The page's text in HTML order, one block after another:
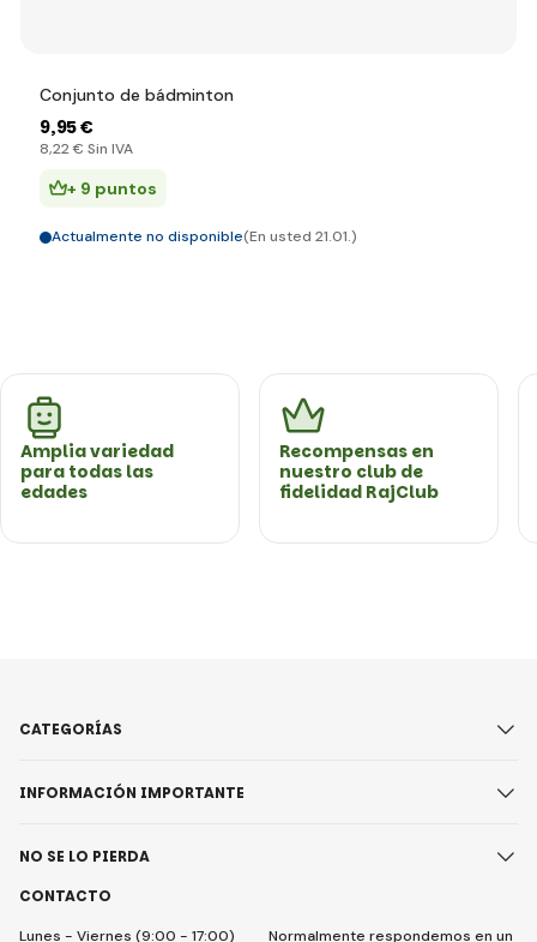
Conjunto de bádminton
9,95 €
8,22 € Sin IVA
+ 9 puntos
Actualmente no disponible(En usted 21.01.)
Amplia variedad
para todas las
edades
Recompensas en
nuestro club de
fidelidad RajClub
CONTACTO
Lunes - Viernes (9:00 - 17:00) Normalmente respondemos en un
CATEGORÍAS
INFORMACIÓN IMPORTANTE
NO SE LO PIERDA